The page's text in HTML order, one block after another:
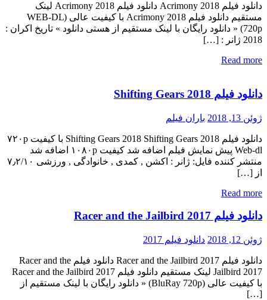
دانلود فیلم Acrimony 2018 دانلود فیلم Acrimony 2018 لینک
مستقیم دانلود فیلم Acrimony 2018 با کیفیت عالی (WEB-DL
720p) « دانلود رایگان با لینک مستقیم از هستی دانلود » تاریخ اکران :
2018 ژانر : […]
Read more
دانلود فیلم Shifting Gears 2018
ژوئن 13, 2018 باران فیلم
دانلود فیلم Shifting Gears 2018 Shifting Gears 2018 با کیفیت ۷۲۰p
Web-dl پیش نمایش فیلم اضافه شد کیفیت ۱۰۸۰p اضافه شد
منتشر کننده فایل: ژانر : اکشن , کمدی , خانوادگی , ورزشی ۷٫۲/۱۰
از […]
Read more
دانلود فیلم Racer and the Jailbird 2017
ژوئن 12, 2018 دانلود فیلم 2017
دانلود فیلم Racer and the Jailbird 2017 دانلود فیلم Racer and the
Jailbird 2017 لینک مستقیم دانلود فیلم Racer and the Jailbird 2017
با کیفیت عالی (BluRay 720p) « دانلود رایگان با لینک مستقیم از
[…]